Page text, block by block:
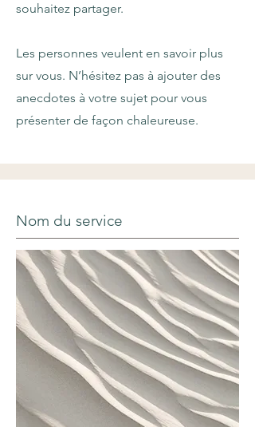
souhaitez partager.
Les personnes veulent en savoir plus
sur vous. N’hésitez pas à ajouter des
anecdotes à votre sujet pour vous
présenter de façon chaleureuse.
Nom du service